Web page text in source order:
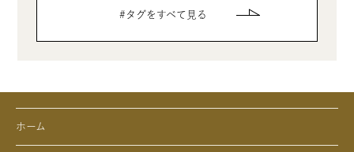
タグをすべて見る
ホーム